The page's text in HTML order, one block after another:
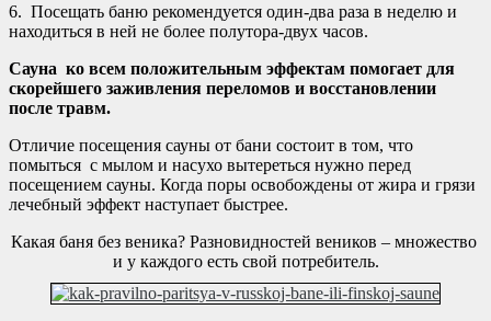
6. Посещать баню рекомендуется один-два раза в неделю и
находиться в ней не более полутора-двух часов.
Сауна ко всем положительным эффектам помогает для
скорейшего заживления переломов и восстановлении
после травм.
Отличие посещения сауны от бани состоит в том, что
помыться с мылом и насухо вытереться нужно перед
посещением сауны. Когда поры освобождены от жира и грязи
лечебный эффект наступает быстрее.
Какая баня без веника? Разновидностей веников – множество
и у каждого есть свой потребитель.